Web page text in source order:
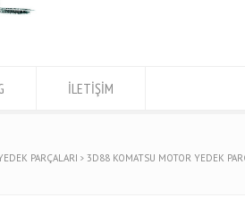
İLETİŞİM
PARÇALARI 3D88 KOMATSU MOTOR YEDEK